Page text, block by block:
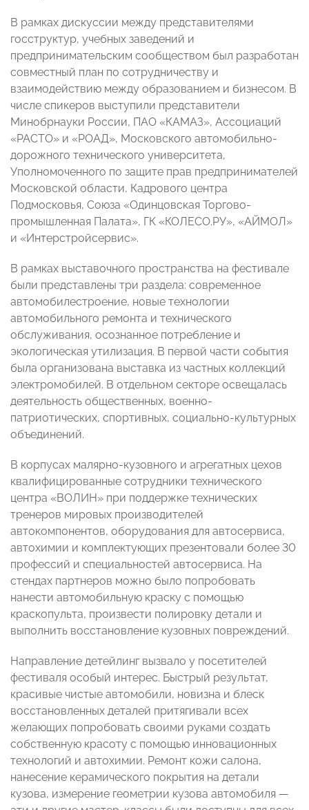
В рамках дискуссии между представителями
госструктур, учебных заведений и
предпринимательским сообществом был разработан
совместный план по сотрудничеству и
взаимодействию между образованием и бизнесом. В
числе спикеров выступили представители
Минобрнауки России, ПАО «КАМАЗ», Ассоциаций
«РАСТО» и «РОАД», Московского автомобильно-
дорожного технического университета,
Уполномоченного по защите прав предпринимателей
Московской области, Кадрового центра
Подмосковья, Союза «Одинцовская Торгово-
промышленная Палата», ГК «КОЛЕСО.РУ», «АЙМОЛ»
и «Интерстройсервис».
В рамках выставочного пространства на фестивале
были представлены три раздела: современное
автомобилестроение, новые технологии
автомобильного ремонта и технического
обслуживания, осознанное потребление и
экологическая утилизация. В первой части события
была организована выставка из частных коллекций
электромобилей. В отдельном секторе освещалась
деятельность общественных, военно-
патриотических, спортивных, социально-культурных
объединений.
В корпусах малярно-кузовного и агрегатных цехов
квалифицированные сотрудники технического
центра «ВОЛИН» при поддержке технических
тренеров мировых производителей
автокомпонентов, оборудования для автосервиса,
автохимии и комплектующих презентовали более 30
профессий и специальностей автосервиса. На
стендах партнеров можно было попробовать
нанести автомобильную краску с помощью
краскопульта, произвести полировку детали и
выполнить восстановление кузовных повреждений.
Направление детейлинг вызвало у посетителей
фестиваля особый интерес. Быстрый результат,
красивые чистые автомобили, новизна и блеск
восстановленных деталей притягивали всех
желающих попробовать своими руками создать
собственную красоту с помощью инновационных
технологий и автохимии. Ремонт кожи салона,
нанесение керамического покрытия на детали
кузова, измерение геометрии кузова автомобиля —